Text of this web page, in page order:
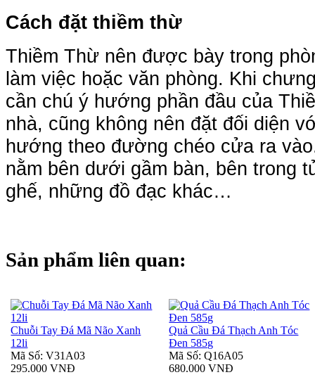
Cách đặt thiềm thừ
Thiềm Thừ nên được bày trong
làm việc hoặc văn phòng. Khi
cần chú ý hướng phần đầu của
nhà, cũng không nên đặt đối diện
hướng theo đường chéo cửa ra
nằm bên dưới gầm bàn, bên trong
ghế, những đồ đạc khác…
Sản phẩm liên quan:
Chuỗi Tay Đá Mã Não Xanh
12li
Mã Số: V31A03
295.000 VNĐ
Quả Cầu Đá Thạch Anh Tóc
Đen 585g
Mã Số: Q16A05
680.000 VNĐ